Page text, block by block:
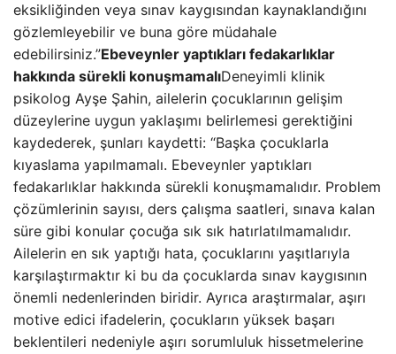
eksikliğinden veya sınav kaygısından kaynaklandığını
gözlemleyebilir ve buna göre müdahale
edebilirsiniz.”Ebeveynler yaptıkları fedakarlıklar
hakkında sürekli konuşmamalıDeneyimli klinik
psikolog Ayşe Şahin, ailelerin çocuklarının gelişim
düzeylerine uygun yaklaşımı belirlemesi gerektiğini
kaydederek, şunları kaydetti: “Başka çocuklarla
kıyaslama yapılmamalı. Ebeveynler yaptıkları
fedakarlıklar hakkında sürekli konuşmamalıdır. Problem
çözümlerinin sayısı, ders çalışma saatleri, sınava kalan
süre gibi konular çocuğa sık sık hatırlatılmamalıdır.
Ailelerin en sık yaptığı hata, çocuklarını yaşıtlarıyla
karşılaştırmaktır ki bu da çocuklarda sınav kaygısının
önemli nedenlerinden biridir. Ayrıca araştırmalar, aşırı
motive edici ifadelerin, çocukların yüksek başarı
beklentileri nedeniyle aşırı sorumluluk hissetmelerine